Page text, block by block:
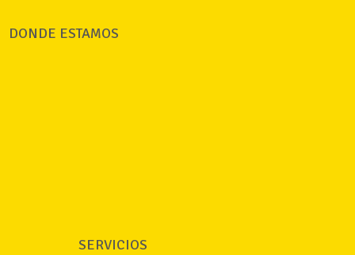
DONDE ESTAMOS
SERVICIOS